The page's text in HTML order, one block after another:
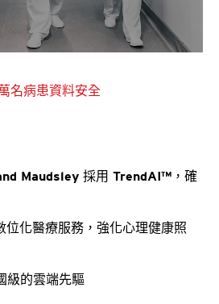
名病患資料安全
Maudsley 採用 TrendAI™，確
位化醫療服務，強化心理健康照
級的雲端先驅